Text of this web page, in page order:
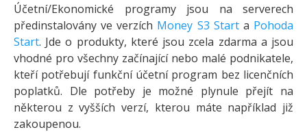
Účetní/Ekonomické programy jsou na serverech
předinstalovány ve verzích Money S3 Starta Pohoda
Start. Jde o produkty, které jsou zcela zdarma a jsou
vhodné pro všechny začínající nebo malé podnikatele,
kteří potřebují funkční účetní program bez licenčních
poplatků. Dle potřeby je možné plynule přejít na
některou z vyšších verzí, kterou máte například již
zakoupenou.